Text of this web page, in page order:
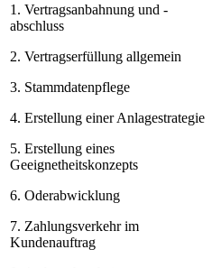
1. Vertragsanbahnung und -
abschluss
2. Vertragserfüllung allgemein
3. Stammdatenpflege
4. Erstellung einer Anlagestrategie
5. Erstellung eines
Geeignetheitskonzepts
6. Oderabwicklung
7. Zahlungsverkehr im
Kundenauftrag